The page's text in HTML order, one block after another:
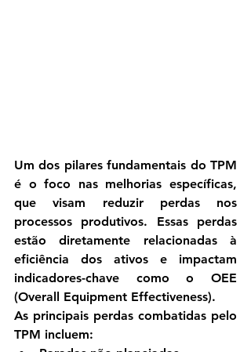
Um dos pilares fundamentais do TPM
é o foco nas melhorias específicas,
que visam reduzir perdas nos
processos produtivos. Essas perdas
estão diretamente relacionadas à
eficiência dos ativos e impactam
indicadores-chave como o OEE
(Overall Equipment Effectiveness).
As principais perdas combatidas pelo
TPM incluem: